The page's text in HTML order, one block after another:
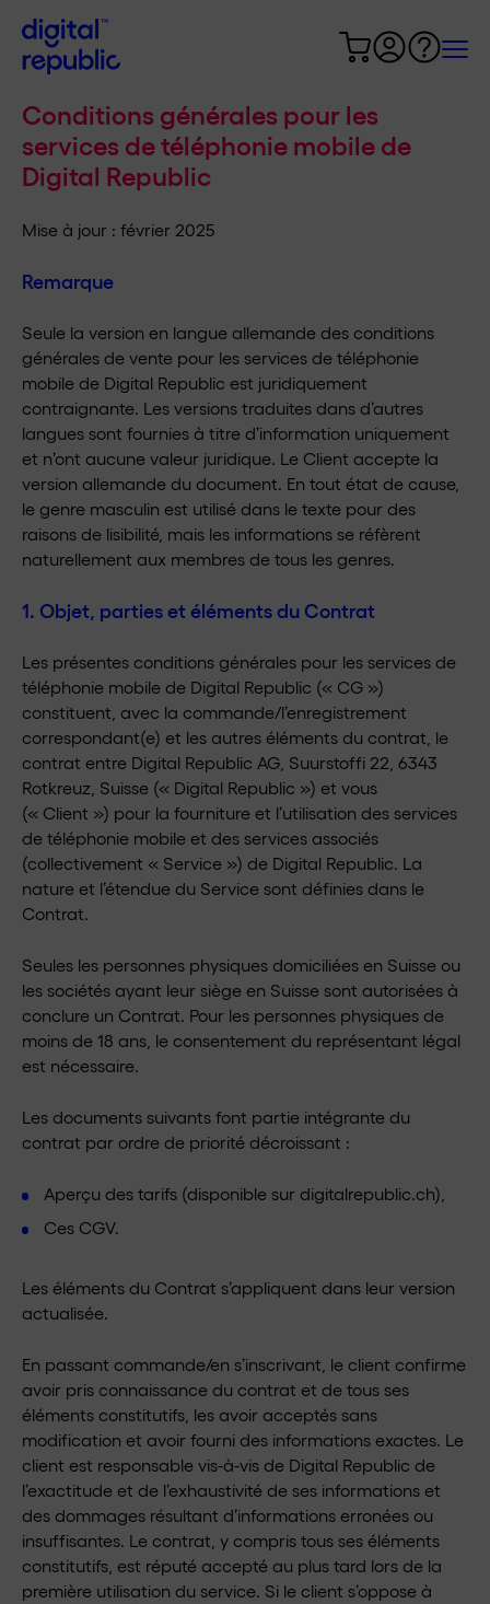
Conditions générales pour les
services de téléphonie mobile de
Digital Republic
Mise à jour : février 2025
Remarque
Seule la version en langue allemande des conditions
générales de vente pour les services de téléphonie
mobile de Digital Republic est juridiquement
contraignante. Les versions traduites dans d’autres
langues sont fournies à titre d’information uniquement
et n’ont aucune valeur juridique. Le Client accepte la
version allemande du document. En tout état de cause,
le genre masculin est utilisé dans le texte pour des
raisons de lisibilité, mais les informations se réfèrent
naturellement aux membres de tous les genres.
1. Objet, parties et éléments du Contrat
Les présentes conditions générales pour les services de
téléphonie mobile de Digital Republic (« CG »)
constituent, avec la commande/l’enregistrement
correspondant(e) et les autres éléments du contrat, le
contrat entre Digital Republic AG, Suurstoffi 22, 6343
Rotkreuz, Suisse (« Digital Republic ») et vous
(« Client ») pour la fourniture et l’utilisation des services
de téléphonie mobile et des services associés
(collectivement « Service ») de Digital Republic. La
nature et l’étendue du Service sont définies dans le
Contrat.
Seules les personnes physiques domiciliées en Suisse ou
les sociétés ayant leur siège en Suisse sont autorisées à
conclure un Contrat. Pour les personnes physiques de
moins de 18 ans, le consentement du représentant légal
est nécessaire.
Les documents suivants font partie intégrante du
contrat par ordre de priorité décroissant :
Aperçu des tarifs (disponible sur digitalrepublic.ch),
Ces CGV.
Les éléments du Contrat s’appliquent dans leur version
actualisée.
En passant commande/en s’inscrivant, le client confirme
avoir pris connaissance du contrat et de tous ses
éléments constitutifs, les avoir acceptés sans
modification et avoir fourni des informations exactes. Le
client est responsable vis-à-vis de Digital Republic de
l’exactitude et de l’exhaustivité de ses informations et
des dommages résultant d’informations erronées ou
insuffisantes. Le contrat, y compris tous ses éléments
constitutifs, est réputé accepté au plus tard lors de la
première utilisation du service. Si le client s’oppose à